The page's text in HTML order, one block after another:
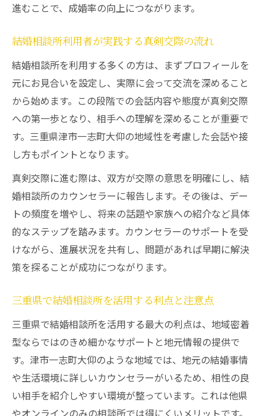
進むことで、成婚率の向上につながります。
結婚相談所利用者が実践する真剣交際の流れ
結婚相談所を利用する多くの方は、まずプロフィールを
元にお見合いを設定し、実際に会って交流を深めること
から始めます。この段階での会話内容や態度が真剣交際
への第一歩となり、相手への理解を深めることが重要で
す。三重県津市一志町大仰の地域性を考慮した会話や接
し方もポイントとなります。
真剣交際に進む際は、双方が交際の意思を明確にし、結
婚相談所のカウンセラーに報告します。その後は、デー
トの頻度を増やし、将来の話題や家族への紹介など具体
的なステップを踏みます。カウンセラーのサポートを受
けながら、進展状況を共有し、問題があれば早期に解決
策を探ることが成功につながります。
三重県で結婚相談所を活用する利点と注意点
三重県で結婚相談所を活用する最大の利点は、地域密着
型ならではのきめ細かなサポートと地元情報の提供で
す。津市一志町大仰のような地域では、地元の結婚事情
や生活環境に詳しいカウンセラーがいるため、相性の良
い相手を紹介しやすい環境が整っています。これは他県
やオンラインのみの相談所では得にくいメリットです。